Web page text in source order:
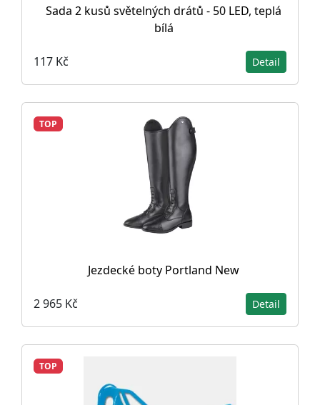
Sada 2 kusů světelných drátů - 50 LED, teplá
bílá
117 Kč Detail
TOP
Jezdecké boty Portland New
2 965 Kč Detail
TOP